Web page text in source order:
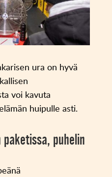
ura on hyvä
voi kavuta
huipulle asti.
puhelin